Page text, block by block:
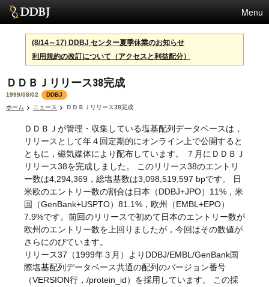
Menu
サービス
スパコン
統計
活動
センターについて
利用規約
問合せ
English
(8/14～17) DDBJ センター夏季休業のお知らせ
利用規約の改訂について（アクセスと利益配分）
ＤＤＢＪリリース38完成
1999/08/02
DDBJ
ホーム
ニュース ＤＤＢＪリリース38完成
ＤＤＢＪが管理・収集している塩基配列データベースは，
リリースとして年４回定期的にオンライン上で公開すると
ともに，磁気媒体により配布しています。 ７月にＤＤＢＪ
リリース38を完成しました。 このリリース38のエントリ
ー数は4,294,369，総塩基数は3,098,519,597 bpです。 日
米欧のエントリー数の割合は日本（DDBJ+JPO）11%，米
国（GenBank+USPTO）81.1%，欧州（EMBL+EPO）
7.9%です。前回のリリースで初めて日本のエントリー数が
欧州のエントリー数を上回りましたが，今回はその数値が
さらにのびています。
リリース37（1999年３月）よりDDBJ/EMBL/GenBank国
際塩基配列データベース共通の配列のバージョン番号
（VERSION行，/protein_id）を採用しています。 この採